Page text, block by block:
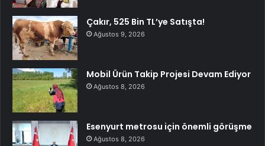
Çakır, 525 Bin TL’ye Satışta!
Ağustos 9, 2026
Mobil Ürün Takip Projesi Devam Ediyor
Ağustos 8, 2026
Esenyurt metrosu için önemli görüşme
Ağustos 8, 2026